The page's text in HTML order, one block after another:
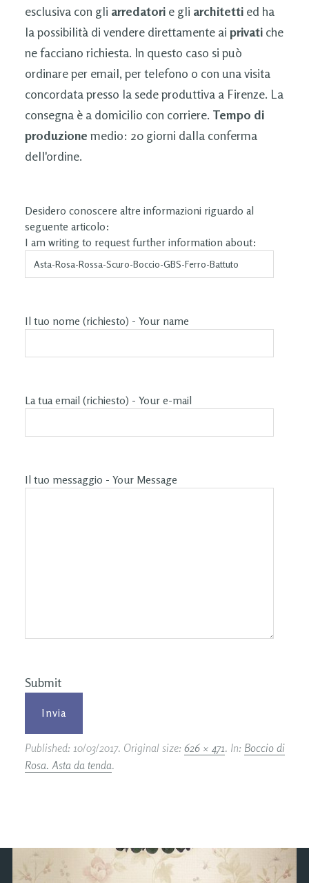
esclusiva con gli arredatorie gli architettied ha
la possibilità di vendere direttamente ai privatiche
ne facciano richiesta. In questo caso si può
ordinare per email, per telefono o con una visita
concordata presso la sede produttiva a Firenze. La
consegna è a domicilio con corriere. Tempo di
produzione medio: 20 giorni dalla conferma
dell'ordine.
Desidero conoscere altre informazioni riguardo al
seguente articolo:
I am writing to request further information about:
Il tuo nome (richiesto) - Your name
La tua email (richiesto) - Your e-mail
Il tuo messaggio - Your Message
Submit
Published: 10/03/2017. Original size: 626 × 471. In: Boccio di
Rosa. Asta da tenda.